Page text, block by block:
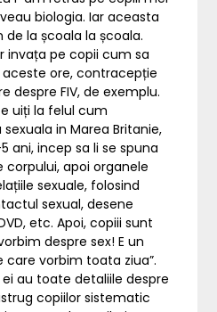
biologia. Iar aceasta
la școala la școala.
invața pe copii cum sa
ore, contracepție
despre FIV, de exemplu.
uiți la felul cum
in Marea Britanie,
ani, incep sa li se spuna
apoi organele
sexuale, folosind
sexual, desene
etc. Apoi, copiii sunt
despre sex! E un
vorbim toata ziua”.
ei au toate detaliile despre
copiilor sistematic